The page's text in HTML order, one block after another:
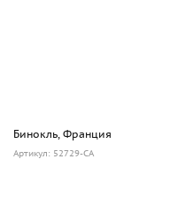
Бинокль, Франция
Артикул: 52729-СА